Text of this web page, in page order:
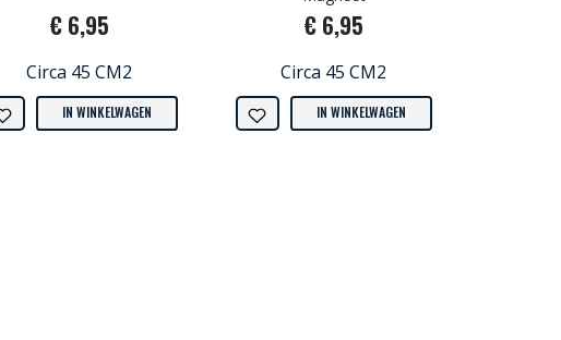
€ 6,95
Circa 45 CM2
IN WINKELWAGEN
€ 6,95
Circa 45 CM2
IN WINKELWAGEN